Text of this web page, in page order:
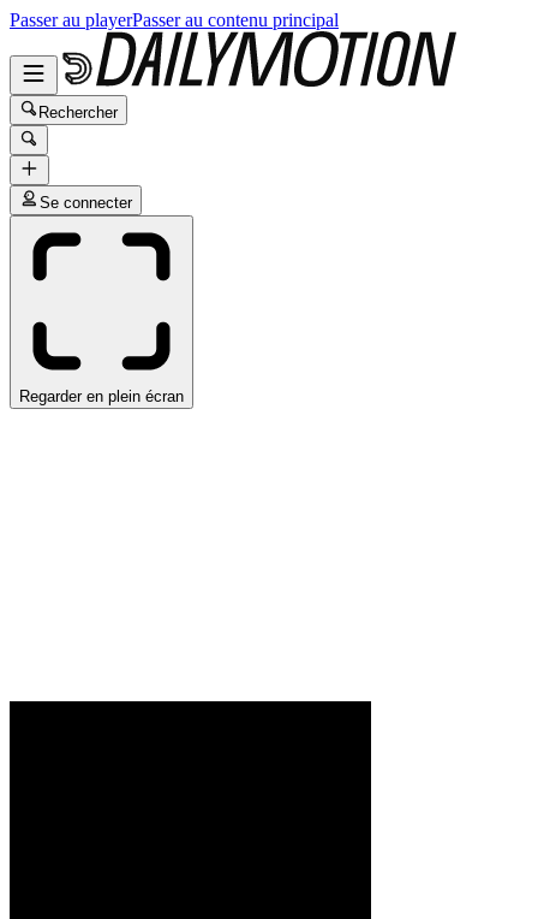
Passer au playerPasser au contenu principal
Rechercher
Se connecter
Regarder en plein écran